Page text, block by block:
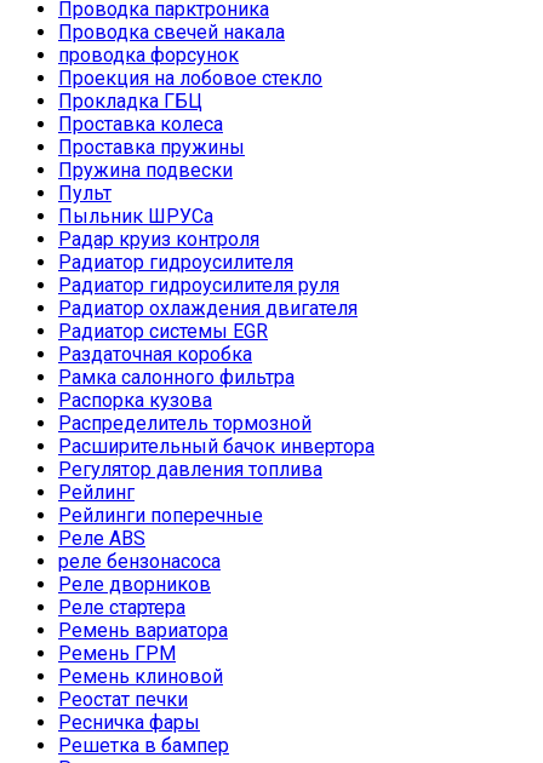
Проводка парктроника
Проводка свечей накала
проводка форсунок
Проекция на лобовое стекло
Прокладка ГБЦ
Проставка колеса
Проставка пружины
Пружина подвески
Пульт
Пыльник ШРУСа
Радар круиз контроля
Радиатор гидроусилителя
Радиатор гидроусилителя руля
Радиатор охлаждения двигателя
Радиатор системы EGR
Раздаточная коробка
Рамка салонного фильтра
Распорка кузова
Распределитель тормозной
Расширительный бачок инвертора
Регулятор давления топлива
Рейлинг
Рейлинги поперечные
Реле ABS
реле бензонасоса
Реле дворников
Реле стартера
Ремень вариатора
Ремень ГРМ
Ремень клиновой
Реостат печки
Ресничка фары
Решетка в бампер